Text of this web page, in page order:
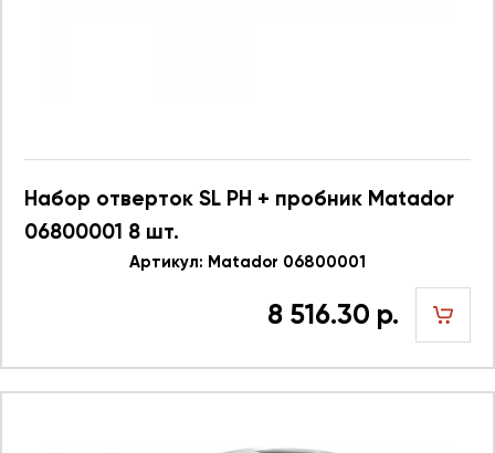
Набор отверток SL PH + пробник Matador
06800001 8 шт.
Артикул: Matador 06800001
8 516.30 р.